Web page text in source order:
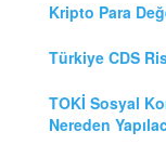
Kripto Para
Türkiye CDS
TOKİ Sosyal
Nereden